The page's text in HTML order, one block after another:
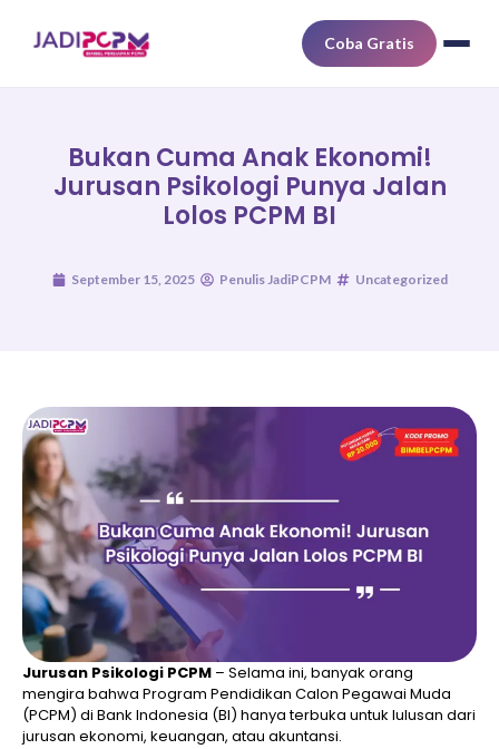
Coba Gratis
Bukan Cuma Anak Ekonomi!
Jurusan Psikologi Punya Jalan
Lolos PCPM BI
September 15, 2025 Penulis JadiPCPM Uncategorized
Jurusan Psikologi PCPM – Selama ini, banyak orang
mengira bahwa Program Pendidikan Calon Pegawai Muda
(PCPM) di Bank Indonesia (BI) hanya terbuka untuk lulusan dari
jurusan ekonomi, keuangan, atau akuntansi.